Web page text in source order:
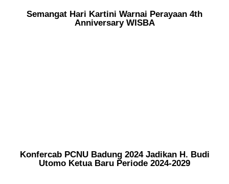
Semangat Hari Kartini Warnai Perayaan 4th
Anniversary WISBA
Konfercab PCNU Badung 2024 Jadikan H. Budi
Utomo Ketua Baru Periode 2024-2029